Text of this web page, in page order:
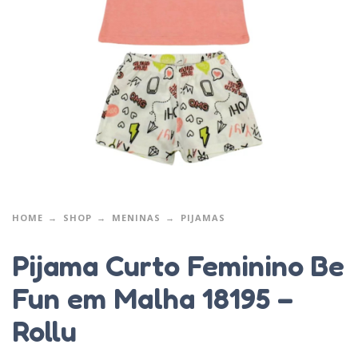
HOME SHOP MENINAS PIJAMAS
Pijama Curto Feminino Be
Fun em Malha 18195 –
Rollu